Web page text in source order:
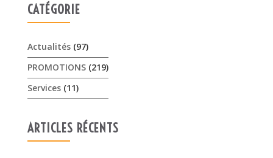
CATÉGORIE
Actualités(97)
PROMOTIONS(219)
Services(11)
ARTICLES RÉCENTS